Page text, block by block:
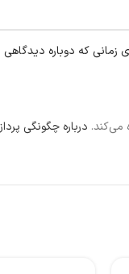
زمانی که دوباره
می‌کند. درباره چگونگی